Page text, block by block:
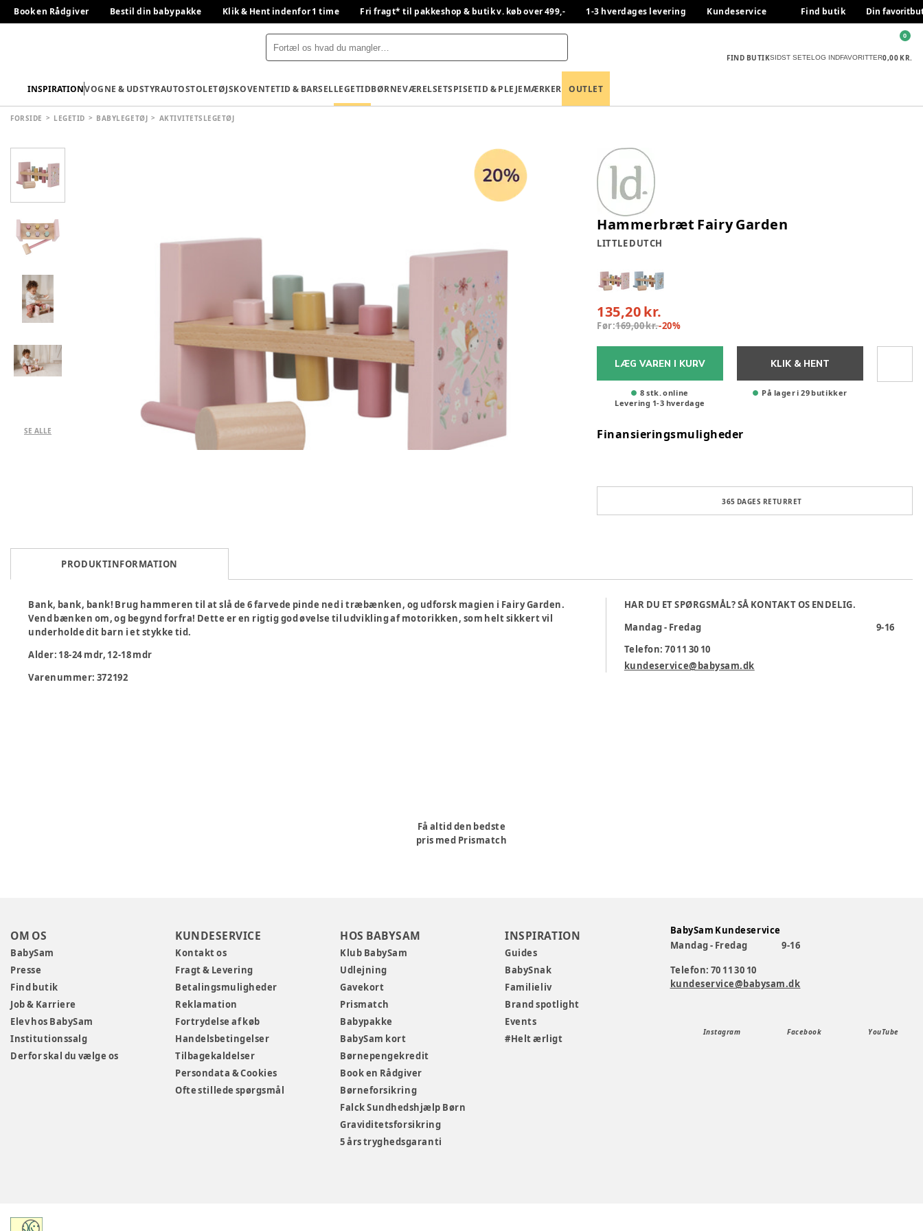
Book en Rådgiver Bestil din babypakke Klik & Hent indenfor 1 time Fri fragt* til pakkeshop & butik v. køb over 499,- 1-3 hverdages levering Kundeservice Find butik Din
FIND BUTIKSIDST SETELOG INDFAVORITTER0,00 KR.
0
INSPIRATIONVOGNE & UDSTYRAUTOSTOLETØJSKOVENTETID & BARSELLEGETIDBØRNEVÆRELSETSPISETID & PLEJEMÆRKER OUTLET
FORSIDE LEGETID BABYLEGETØJ AKTIVITETSLEGETØJ
SE ALLE
Hammerbræt Fairy Garden
LITTLE DUTCH
135,20 kr.
Før:169,00 kr.-20%
LÆG VAREN I KURV
8 stk. online
Levering 1-3 hverdage
KLIK & HENT
På lager i 29 butikker
Finansieringsmuligheder
365 DAGES RETURRET
PRODUKTINFORMATION
Bank, bank, bank! Brug hammeren til at slå de 6 farvede pinde ned i træbænken, og udforsk magien i Fairy Garden.
Vend bænken om, og begynd forfra! Dette er en rigtig god øvelse til udvikling af motorikken, som helt sikkert vil
underholde dit barn i et stykke tid.
Alder: 18-24 mdr, 12-18 mdr
Varenummer: 372192
HAR DU ET SPØRGSMÅL? SÅ KONTAKT OS ENDELIG.
Mandag - Fredag
9-16
Telefon: 70 11 30 10
kundeservice@babysam.dk
Få altid den bedste
pris med Prismatch
OM OS
BabySam
Presse
Find butik
Job & Karriere
Elev hos BabySam
Institutionssalg
Derfor skal du vælge os
KUNDESERVICE
Kontakt os
Fragt & Levering
Betalingsmuligheder
Reklamation
Fortrydelse af køb
Handelsbetingelser
Tilbagekaldelser
Persondata & Cookies
Ofte stillede spørgsmål
HOS BABYSAM
Klub BabySam
Udlejning
Gavekort
Prismatch
Babypakke
BabySam kort
Børnepengekredit
Book en Rådgiver
Børneforsikring
Falck Sundhedshjælp Børn
Graviditetsforsikring
5 års tryghedsgaranti
INSPIRATION
Guides
BabySnak
Familieliv
Brand spotlight
Events
#Helt ærligt
BabySam Kundeservice
Mandag - Fredag
9-16
Telefon: 70 11 30 10
kundeservice@babysam.dk
Instagram Facebook YouTube